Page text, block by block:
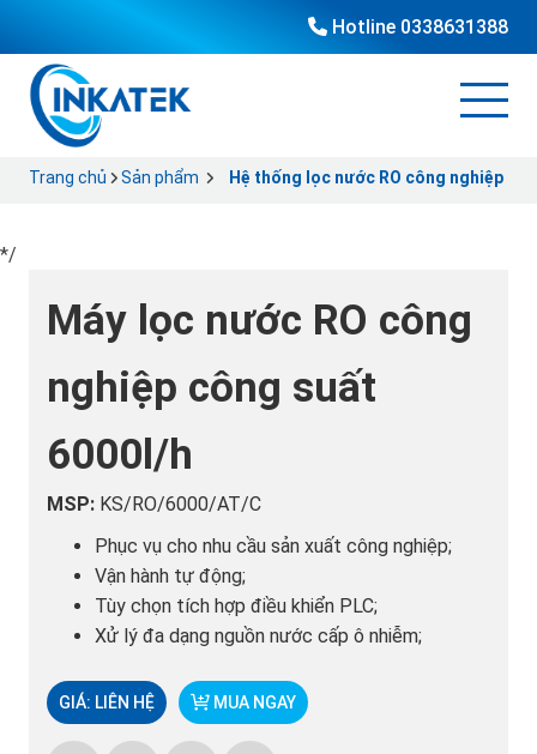
Hotline 0338631388
Trang chủ Sản phẩm Hệ thống lọc nước RO công nghiệp
*/
Máy lọc nước RO công
nghiệp công suất
6000l/h
MSP: KS/RO/6000/AT/C
Phục vụ cho nhu cầu sản xuất công nghiệp;
Vận hành tự động;
Tùy chọn tích hợp điều khiển PLC;
Xử lý đa dạng nguồn nước cấp ô nhiễm;
GIÁ: LIÊN HỆ MUA NGAY